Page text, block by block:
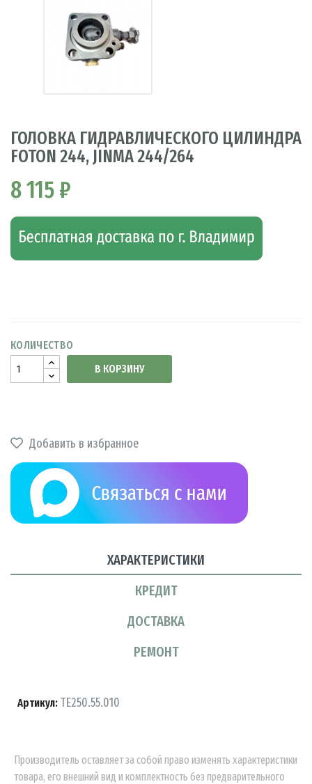
ГОЛОВКА ГИДРАВЛИЧЕСКОГО ЦИЛИНДРА
FOTON 244, JINMA 244/264
8 115 ₽
КОЛИЧЕСТВО
В КОРЗИНУ
Добавить в избранное
ХАРАКТЕРИСТИКИ
КРЕДИТ
ДОСТАВКА
РЕМОНТ
Артикул: TE250.55.010
Производитель оставляет за собой право изменять характеристики
товара, его внешний вид и комплектность без предварительного